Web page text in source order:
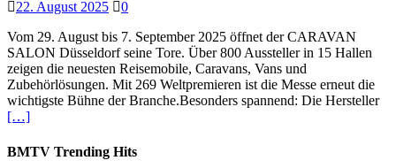
22. August 2025
0
Vom 29. August bis 7. September 2025 öffnet der CARAVAN
SALON Düsseldorf seine Tore. Über 800 Aussteller in 15 Hallen
zeigen die neuesten Reisemobile, Caravans, Vans und
Zubehörlösungen. Mit 269 Weltpremieren ist die Messe erneut die
wichtigste Bühne der Branche.Besonders spannend: Die Hersteller
[…]
BMTV Trending Hits